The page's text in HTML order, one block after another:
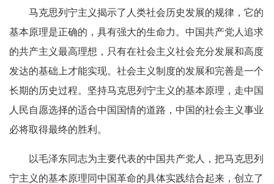
马克思列宁主义揭示了人类社会历史发展的规律，它的
基本原理是正确的，具有强大的生命力。中国共产党人追求
的共产主义最高理想，只有在社会主义社会充分发展和高度
发达的基础上才能实现。社会主义制度的发展和完善是一个
长期的历史过程。坚持马克思列宁主义的基本原理，走中国
人民自愿选择的适合中国国情的道路，中国的社会主义事业
必将取得最终的胜利。
以毛泽东同志为主要代表的中国共产党人，把马克思列
宁主义的基本原理同中国革命的具体实践结合起来，创立了